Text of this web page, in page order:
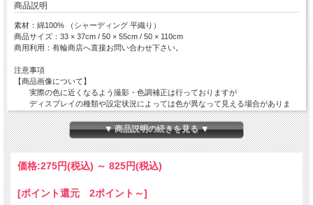
商品説明
素材：綿100% （シャーディング 平織り）
商品サイズ：33 × 37cm / 50 × 55cm / 50 × 110cm
商用利用：有輪商店へ直接お問い合わせ下さい。
注意事項
【商品画像について】
実際の色に近くなるよう撮影・色調補正は行っておりますが
ディスプレイの種類や設定状況によっては色が異なって見える場合がありま
す。
【ご注文数量と商品サイズについて】
・50 x 110 cm 以外の商品
全て掲載サイズにてカットされております。
複数枚でご注文を頂いても繋がった状態の商品でのお届けとはなりません。
・50 x 110 cm の商品
▼ 商品説明の続きを見る ▼
価格:275円(税込) ～ 825円(税込)
[ポイント還元 2ポイント～]